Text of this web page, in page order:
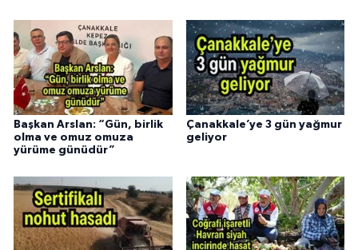
Başkan Arslan: “Gün, birlik
olma ve omuz omuza
yürüme günüdür”
Çanakkale’ye 3 gün yağmur
geliyor